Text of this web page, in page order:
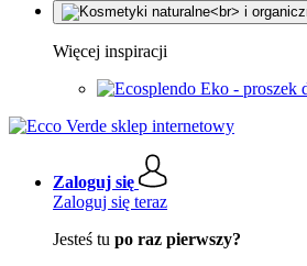
Więcej inspiracji
Eko - proszek
Zaloguj się
Zaloguj się teraz
Jesteś tu po raz pierwszy?